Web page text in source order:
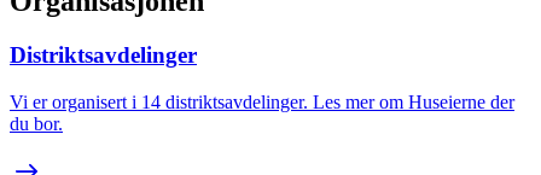
Distriktsavdelinger
Vi er organisert i 14 distriktsavdelinger. Les mer om Huseierne der
du bor.